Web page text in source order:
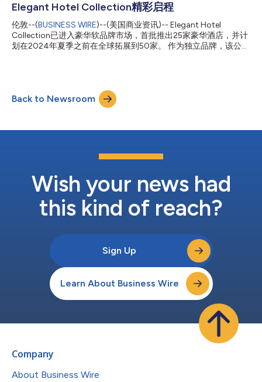
影响力的承诺。 作为Elegant Hotel Collection亚太区首席执行
官，Chan将领导该地区的扩张计划，并扩大该地区会员基础的代
表性。此次任命凸显了公司对全球贸易和旅游领域一个极具活力和
竞争力的市场的承诺。 在过去十年中，Chan曾担任Compass
Edge的首席执行官，其丰富的经验将为她在Elegant Hotel
Elegant Hotel Collection精彩启程
伦敦--(BUSINESS WIRE)--(美国商业资讯)-- Elegant Hotel
Collection已进入豪华软品牌市场，首批推出25家豪华酒店，并计
划在2024年夏季之前在全球拓展到50家。 作为独立品牌，该公司
Elegant酒店都经过精挑细选，以体现Elegant品牌的五大要素：好
客、真实性、包容性、创新性和可持续性，这与当今奢华旅客的需
求不谋而合。 Elegant将采取一种动态的奢侈品牌分销策略，将定
实效而非高额固定费用的商业模式运营，以确保可量化的回报。
惠，使其能够利用最新技术，适应目标人群的购买行为，从而在全
球竞争格局中茁壮成长。 Elegant Hotel Collection品牌发展副总
Back to Newsroom
Wish your news had
this kind of reach?
Sign Up
Learn About Business Wire
Company
About Business Wire